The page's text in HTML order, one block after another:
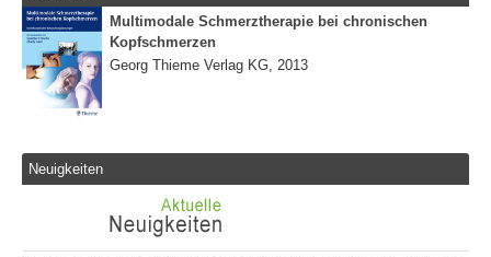
Multimodale Schmerztherapie bei chronischen
Kopfschmerzen
Georg Thieme Verlag KG, 2013
Neuigkeiten